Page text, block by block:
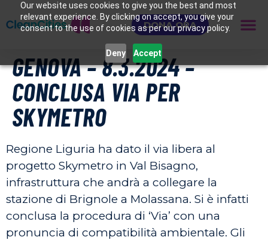
Our website uses cookies to give you the best and most
relevant experience. By clicking on accept, you give your
consent to the use of cookies as per our privacy policy.
Deny Accept
DONA ORA
GENOVA – 8.3.2024 –
CONCLUSA VIA PER
SKYMETRO
Regione Liguria ha dato il via libera al
progetto Skymetro in Val Bisagno,
infrastruttura che andrà a collegare la
stazione di Brignole a Molassana. Si è infatti
conclusa la procedura di ‘Via’ con una
pronuncia di compatibilità ambientale. Gli